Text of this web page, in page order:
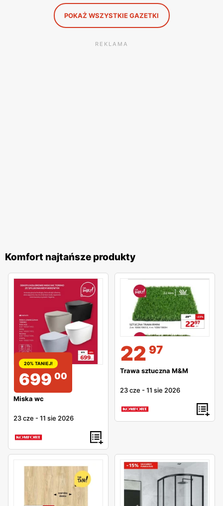
POKAŻ WSZYSTKIE GAZETKI
REKLAMA
Komfort najtańsze produkty
20% TANIEJ!
699 00
Miska wc
23 cze -11 sie 2026
22 97
Trawa sztuczna M&M
23 cze -11 sie 2026